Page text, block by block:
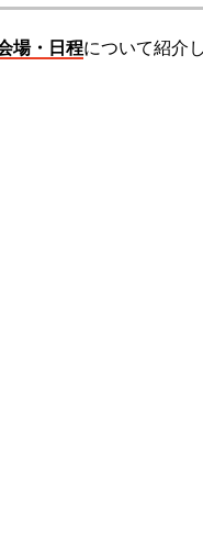
場・日程について紹介